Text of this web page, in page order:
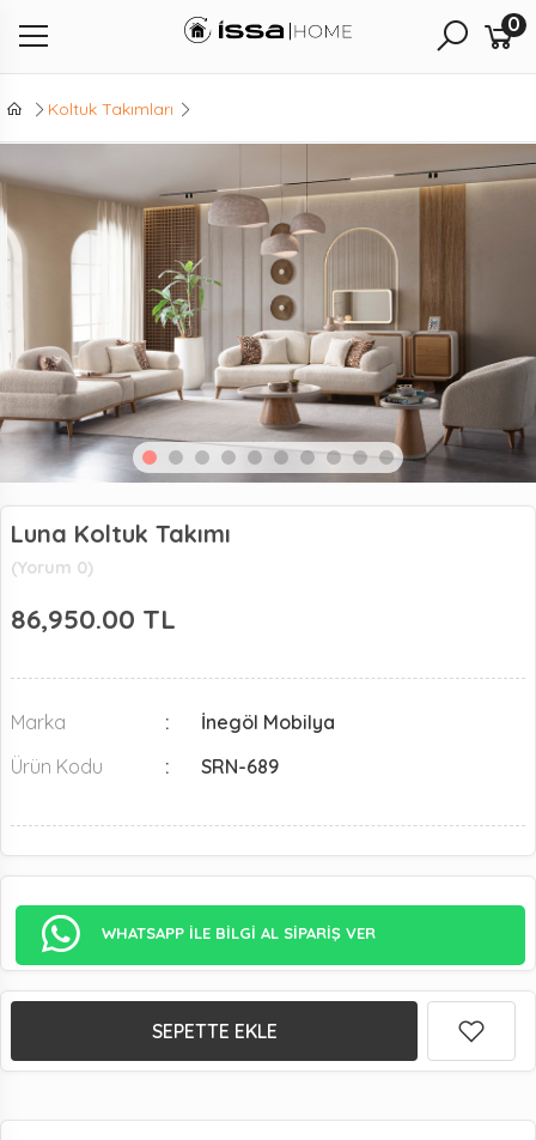
0
Koltuk Takımları
Luna Koltuk Takımı
(Yorum 0)
86,950.00 TL
Marka
İnegöl Mobilya
Ürün Kodu
SRN-689
WHATSAPP İLE BİLGİ AL SİPARİŞ VER
SEPETTE EKLE